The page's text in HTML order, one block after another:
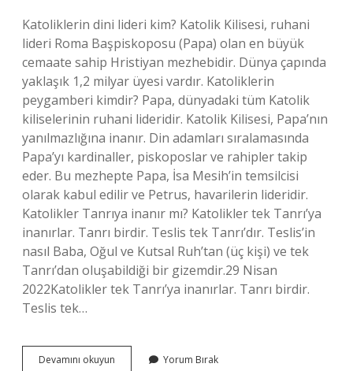
Katoliklerin dini lideri kim? Katolik Kilisesi, ruhani
lideri Roma Başpiskoposu (Papa) olan en büyük
cemaate sahip Hristiyan mezhebidir. Dünya çapında
yaklaşık 1,2 milyar üyesi vardır. Katoliklerin
peygamberi kimdir? Papa, dünyadaki tüm Katolik
kiliselerinin ruhani lideridir. Katolik Kilisesi, Papa’nın
yanılmazlığına inanır. Din adamları sıralamasında
Papa’yı kardinaller, piskoposlar ve rahipler takip
eder. Bu mezhepte Papa, İsa Mesih’in temsilcisi
olarak kabul edilir ve Petrus, havarilerin lideridir.
Katolikler Tanrıya inanır mı? Katolikler tek Tanrı’ya
inanırlar. Tanrı birdir. Teslis tek Tanrı’dır. Teslis’in
nasıl Baba, Oğul ve Kutsal Ruh’tan (üç kişi) ve tek
Tanrı’dan oluşabildiği bir gizemdir.29 Nisan
2022Katolikler tek Tanrı’ya inanırlar. Tanrı birdir.
Teslis tek…
Devamını okuyun KatoliklerinYorum Bırak